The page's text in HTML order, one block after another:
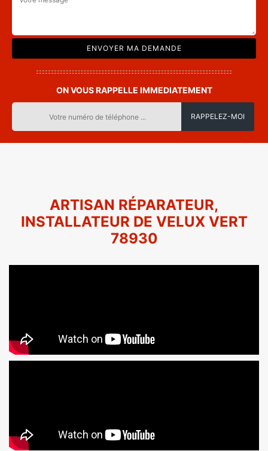
ON VOUS RAPPELLE IMMEDIATEMENT
ARTISAN RÉPARATEUR,
INSTALLATEUR DE VELUX VERT
78930